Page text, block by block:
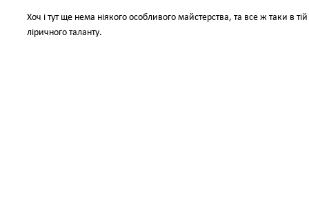
Хоч і тут ще нема ніякого особливого майстерства, та все ж таки в
ліричного таланту.